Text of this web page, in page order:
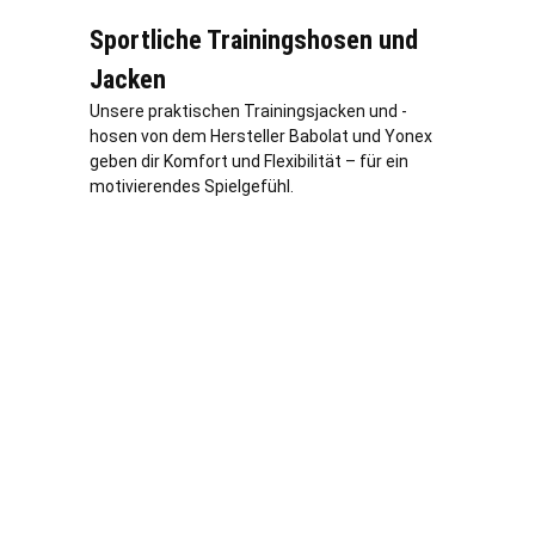
Sportliche Trainingshosen und
Jacken
Unsere praktischen Trainingsjacken und -
hosen von dem Hersteller Babolat und Yonex
geben dir Komfort und Flexibilität – für ein
motivierendes Spielgefühl.